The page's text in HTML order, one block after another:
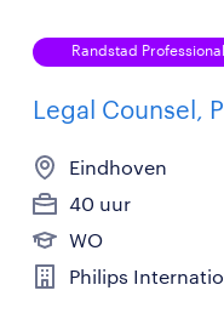
Randstad Professional
Legal Counsel,
Eindhoven
40 uur
WO
Philips